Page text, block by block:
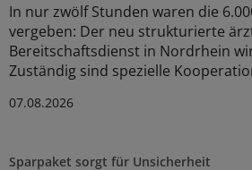
In nur zwölf Stunden waren die
vergeben: Der neu strukturierte
Bereitschaftsdienst in Nordrhein
Zuständig sind spezielle
07.08.2026
Sparpaket sorgt für Unsicherheit